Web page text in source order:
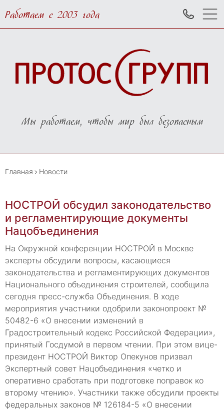
Работаем с 2003 года
Мы работаем, чтобы мир был безопасным
Главная Новости
НОСТРОЙ обсудил законодательство
и регламентирующие документы
Нацобъединения
На Окружной конференции НОСТРОЙ в Москве
эксперты обсудили вопросы, касающиеся
законодательства и регламентирующих документов
Национального объединения строителей, сообщила
сегодня пресс-служба Объединения. В ходе
мероприятия участники одобрили законопроект №
50482-6 «О внесении изменений в
Градостроительный кодекс Российской Федерации»,
принятый Госдумой в первом чтении. При этом вице-
президент НОСТРОЙ Виктор Опекунов призвал
Экспертный совет Нацобъединения «четко и
оперативно сработать при подготовке поправок ко
второму чтению». Участники также обсудили проекты
федеральных законов № 126184-5 «О внесении